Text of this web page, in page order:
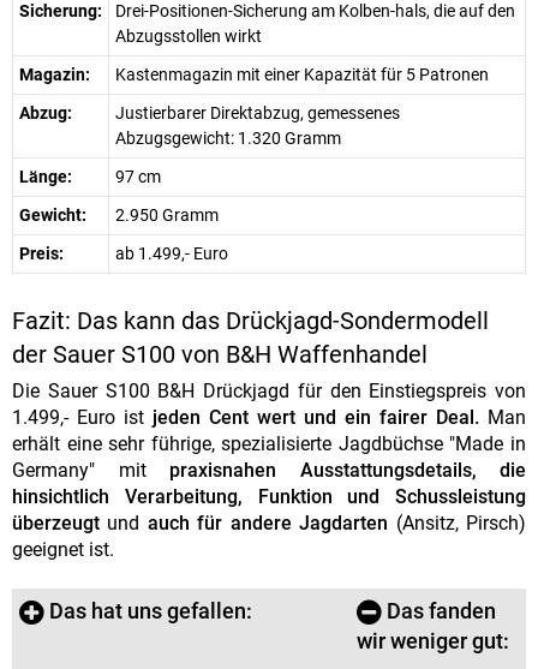
Sicherung:
Drei-Positionen-Sicherung am Kolben-hals, die auf den
Abzugsstollen wirkt
Magazin:
Kastenmagazin mit einer Kapazität für 5 Patronen
Abzug:
Justierbarer Direktabzug, gemessenes
Abzugsgewicht: 1.320 Gramm
Länge:
97 cm
Gewicht:
2.950 Gramm
Preis:
ab 1.499,- Euro
Fazit: Das kann das Drückjagd-Sondermodell
der Sauer S100 von B&H Waffenhandel
Die Sauer S100 B&H Drückjagd für den Einstiegspreis von
1.499,- Euro ist jeden Cent wert und ein fairer Deal. Man
erhält eine sehr führige, spezialisierte Jagdbüchse "Made in
Germany" mit praxisnahen Ausstattungsdetails, die
hinsichtlich Verarbeitung, Funktion und Schussleistung
überzeugt und auch für andere Jagdarten (Ansitz, Pirsch)
geeignet ist.
Das hat uns gefallen:
Das fanden
wir weniger gut: